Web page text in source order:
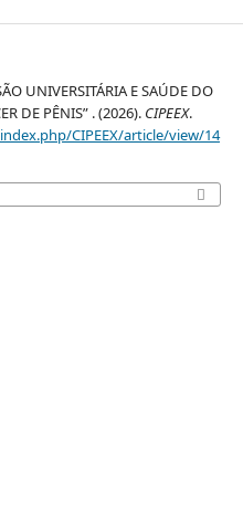
UNIVERSITÁRIA E SAÚDE DO
DE PÊNIS” . (2026). CIPEEX.
CIPEEX/article/view/14